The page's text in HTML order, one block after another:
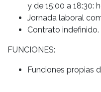
y de 15:00 a 18:30:
Jornada laboral
Contrato indefinido.
FUNCIONES:
Funciones propias